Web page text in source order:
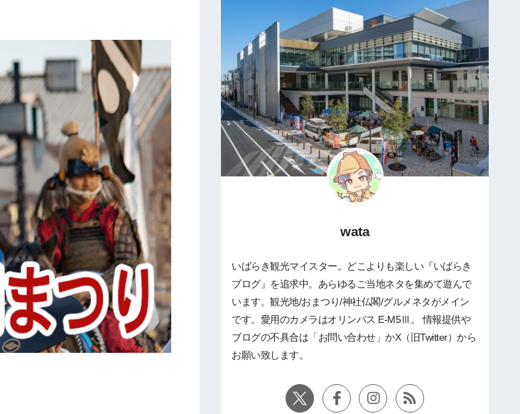
wata
いばらき観光マイスター。どこよりも楽しい『いばらき
ブログ』を追求中。あらゆるご当地ネタを集めて遊んで
います。観光地/おまつり/神社仏閣/グルメネタがメイン
です。愛用のカメラはオリンパス E-M5Ⅲ。 情報提供や
ブログの不具合は「お問い合わせ」かX（旧Twitter）から
お願い致します。